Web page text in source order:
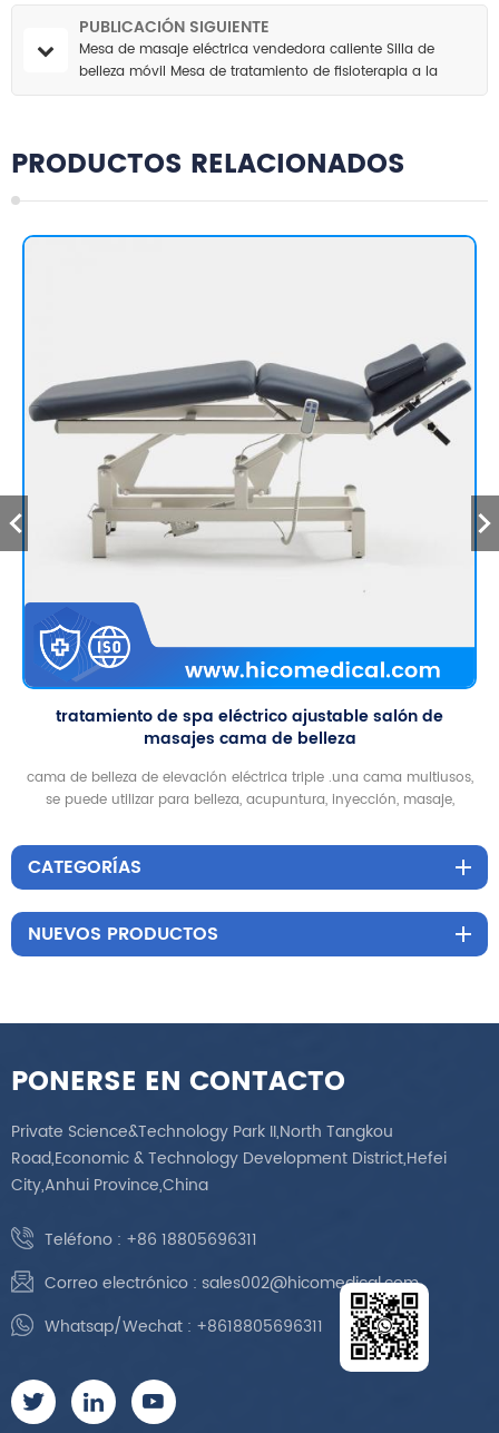
PUBLICACIÓN SIGUIENTE
Mesa de masaje eléctrica vendedora caliente Silla de
belleza móvil Mesa de tratamiento de fisioterapia a la
venta
PRODUCTOS RELACIONADOS
tratamiento de spa eléctrico ajustable salón de
masajes cama de belleza
cama de belleza de elevación eléctrica triple .una cama multiusos,
se puede utilizar para belleza, acupuntura, inyección, masaje,
CATEGORÍAS
NUEVOS PRODUCTOS
PONERSE EN CONTACTO
Private Science&Technology Park II,North Tangkou
Road,Economic & Technology Development District,Hefei
City,Anhui Province,China
Teléfono : +86 18805696311
Correo electrónico : sales002@hicomedical.com
Whatsap/Wechat : +8618805696311